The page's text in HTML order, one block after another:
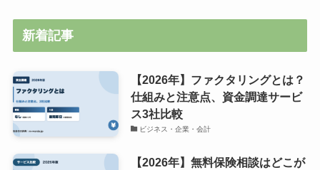
新着記事
【2026年】ファクタリングとは？
仕組みと注意点、資金調達サービ
ス3社比較
ビジネス・企業・会計
【2026年】無料保険相談はどこが